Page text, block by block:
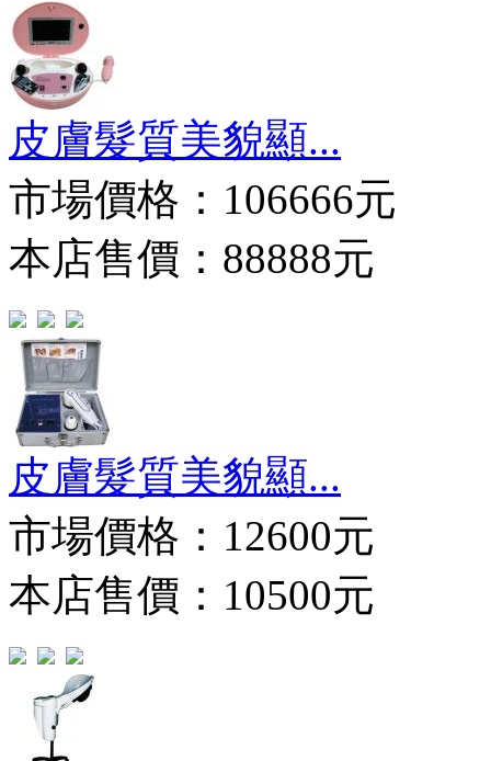
皮膚髮質美貌顯...
市場價格： 106666元
本店售價：88888元
皮膚髮質美貌顯...
市場價格： 12600元
本店售價：10500元